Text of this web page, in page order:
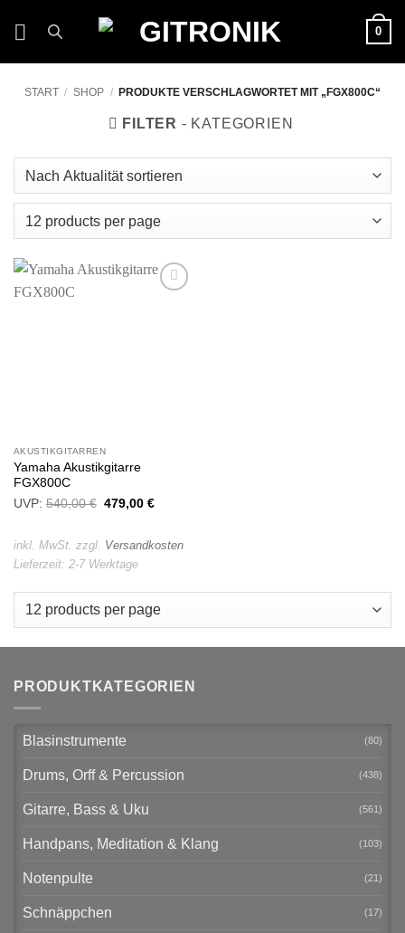
0
START / SHOP / PRODUKTE VERSCHLAGWORTET MIT „FGX800C“
FILTER
AKUSTIKGITARREN
Yamaha Akustikgitarre
FGX800C
UVP: 540,00€ Ursprünglicher
540,00 €
479,00 €Aktueller
479,00 €.
inkl. MwSt. zzgl. Versandkosten
Lieferzeit: 2-7 Werktage
PRODUKTKATEGORIEN
Blasinstrumente (80)
Drums, Orff & Percussion (438)
Gitarre, Bass & Uku (561)
Handpans, Meditation & Klang (103)
Notenpulte (21)
Schnäppchen (17)